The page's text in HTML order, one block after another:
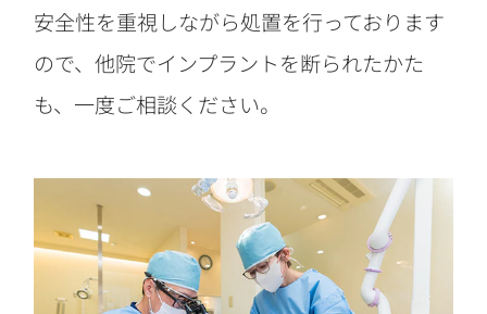
安全性を重視しながら処置を行っております
ので、他院でインプラントを断られたかた
も、一度ご相談ください。